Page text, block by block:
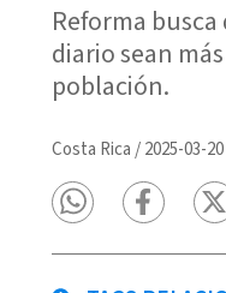
Reforma
diario sean
población.
Costa Rica /2025-03-